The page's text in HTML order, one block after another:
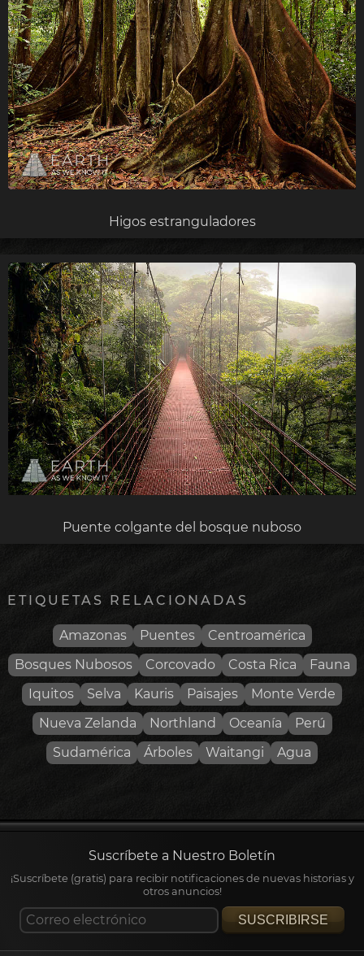
Higos estranguladores
Puente colgante del bosque nuboso
ETIQUETAS RELACIONADAS
Amazonas Puentes
Centroamérica
Bosques Nubosos
Corcovado Costa Rica
Fauna
Iquitos
Selva Kauris Paisajes
Monte Verde
Nueva Zelanda
Northland Oceanía
Perú
Sudamérica
Árboles Waitangi Agua
Suscríbete a Nuestro Boletín
¡Suscríbete (gratis) para recibir notificaciones de nuevas historias y
otros anuncios!
SUSCRIBIRSE